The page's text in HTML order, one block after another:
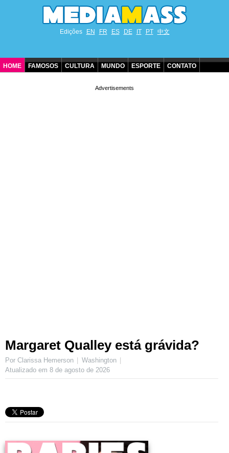
Edições EN FR ES DE IT PT 中文
HOME FAMOSOS CULTURA MUNDO ESPORTE CONTATO
Margaret Qualley está grávida?
Por Clarissa Hemerson
Washington
Atualizado em 8 de agosto de 2026